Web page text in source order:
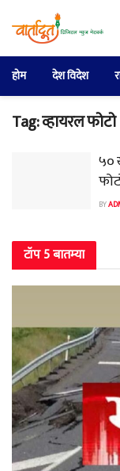
होम देश विदेश
Tag:व्हायरल फोटो
५०
BY
टॉप 5 बातम्या